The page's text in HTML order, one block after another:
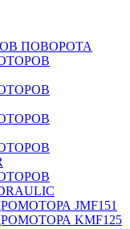
ПОВОРОТА
JMF151
KMF125